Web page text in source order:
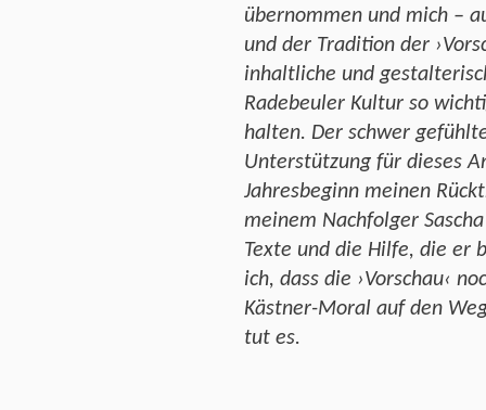
übernommen und mich –
und der Tradition der
inhaltliche und
Radebeuler Kultur so
halten. Der schwer
Unterstützung für dieses
Jahresbeginn meinen
meinem Nachfolger
Texte und die Hilfe, die er
ich, dass die ›Vorschau‹
Kästner-Moral auf den
tut es.